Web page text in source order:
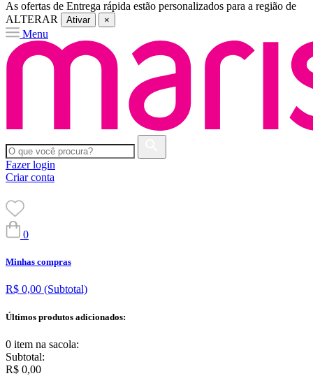
As ofertas de Entrega rápida estão personalizados para a região de
ALTERAR
Ativar ×
Menu
Fazer login
Criar conta
0
Minhas compras
R$ 0,00 (Subtotal)
Últimos produtos adicionados:
0 item na sacola:
Subtotal:
R$ 0,00